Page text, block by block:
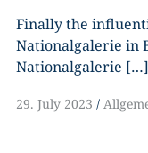
Finally the
Nationalgalerie in
Nationalgalerie […]
29. July 2023